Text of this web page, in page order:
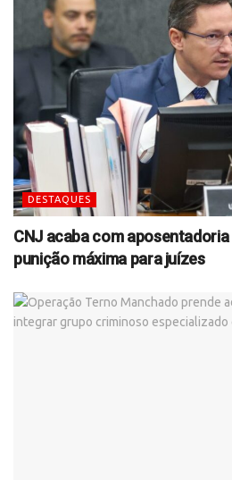
DESTAQUES
CNJ acaba com
punição máxima para juízes